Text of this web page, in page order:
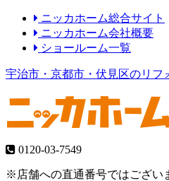
ニッカホーム総合サイト
ニッカホーム会社概要
ショールーム一覧
宇治市・京都市・伏見区のリフ
0120-03-7549
※店舗への直通番号ではござい